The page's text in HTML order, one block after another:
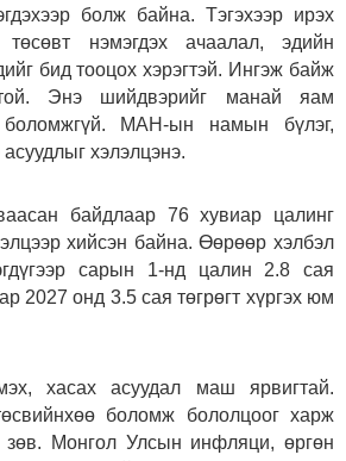
болж байна. Тэгэхээр ирэх
нэмэгдэх ачаалал, эдийн
бид тооцох хэрэгтэй. Ингэж байж
Энэ шийдвэрийг манай яам
боломжгүй. МАН-ын намын бүлэг,
хэлэлцэнэ.
байдлаар 76 хувиар цалинг
хийсэн байна. Өөрөөр хэлбэл
сарын 1-нд цалин 2.8 сая
2027 онд 3.5 сая төгрөгт хүргэх юм
хасах асуудал маш ярвигтай.
боломж бололцоог харж
зөв. Монгол Улсын инфляци, өргөн